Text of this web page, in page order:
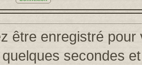
être enregistré pour
secondes